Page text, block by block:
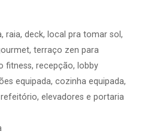
raia, deck, local pra tomar sol,
terraço zen para
fitness, recepção, lobby
equipada, cozinha equipada,
elevadores e portaria